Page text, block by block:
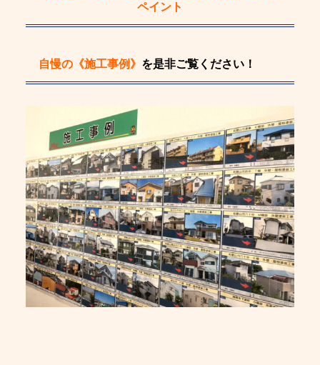
ペイント
自慢の《施工事例》 を是非ご覧ください！